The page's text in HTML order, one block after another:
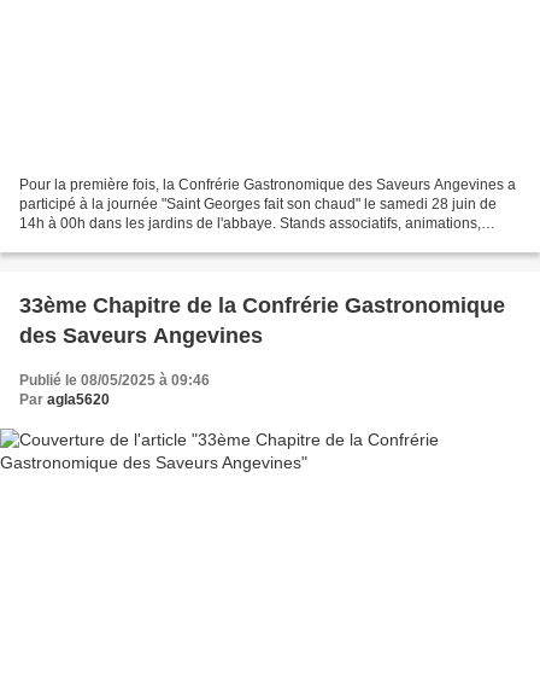
Pour la première fois, la Confrérie Gastronomique des Saveurs Angevines a
participé à la journée "Saint Georges fait son chaud" le samedi 28 juin de
14h à 00h dans les jardins de l'abbaye. Stands associatifs, animations,
33ème Chapitre de la Confrérie Gastronomique
des Saveurs Angevines
Publié le 08/05/2025 à 09:46
Par agla5620